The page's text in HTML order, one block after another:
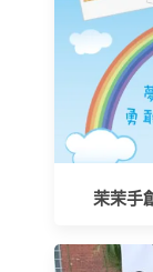
茉茉手